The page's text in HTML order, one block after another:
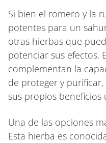
Si bien el romero y la
potentes para un
otras hierbas que
potenciar sus efectos.
complementan la
de proteger y
sus propios beneficios
Una de las opciones
Esta hierba es